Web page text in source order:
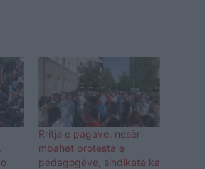
Rritja e pagave, nesër
mbahet protesta e
pedagogëve, sindikata ka